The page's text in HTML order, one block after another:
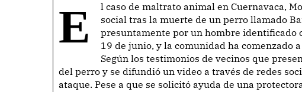
El caso de maltrato animal en Cuernavaca, Morelos, ha generado una fuerte indignación
social tras la muerte de un perro llamado
presuntamente por un hombre identificado
19 de junio, y la comunidad ha comenzado
Según los testimonios de vecinos que
del perro y se difundió un video a través de redes
ataque. Pese a que se solicitó ayuda de una